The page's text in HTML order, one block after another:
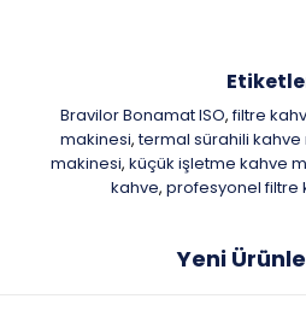
Bravilor Bonamat ISO, filtre
makinesi, termal sürahili kahve
makinesi, küçük işletme kahve
kahve, profesyonel filtre
Yeni